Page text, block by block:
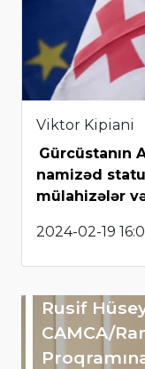
Viktor Kipiani
Gürcüstanın
namizəd
mülahizələr
2024-02-19
Rusif
CAMCA/